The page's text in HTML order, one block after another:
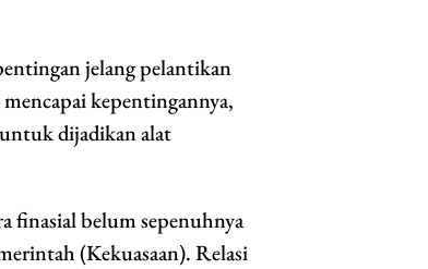
jelang pelantikan
kepentingannya,
dijadikan alat
finasial belum sepenuhnya
(Kekuasaan). Relasi